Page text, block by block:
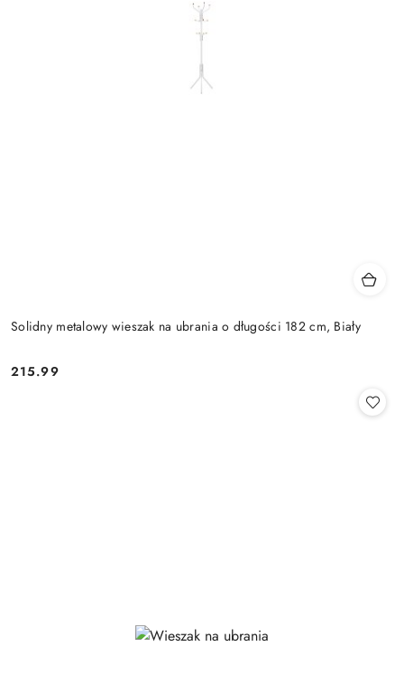
Solidny metalowy wieszak na ubrania o długości 182 cm, Biały
Cena:
215.99